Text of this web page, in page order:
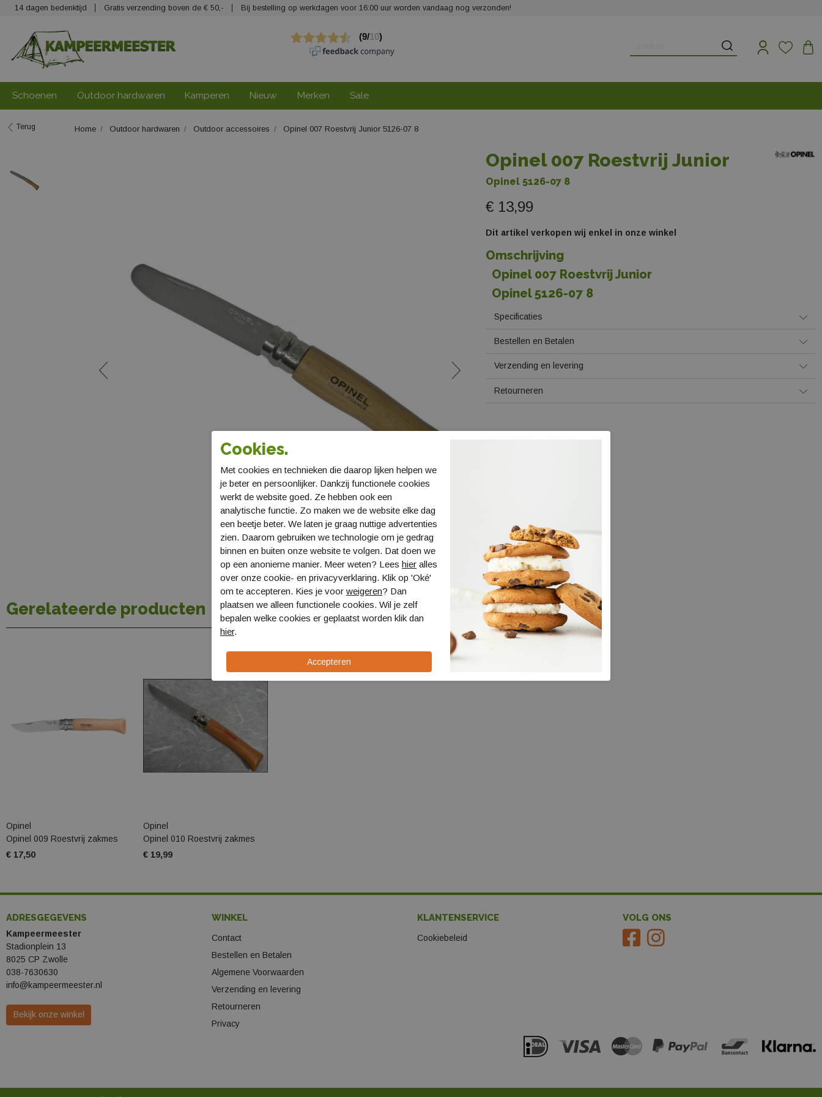
14 dagen bedenktijd Gratis verzending boven de € 50,- Bij bestelling op werkdagen voor 16:00 uur worden vandaag nog verzonden!
Schoenen Outdoor hardwaren Kamperen Nieuw Merken Sale
Terug Home Outdoor hardwaren Outdoor accessoires Opinel 007 Roestvrij Junior 5126-07 8
Opinel 007 Roestvrij Junior
Opinel 5126-07 8
€ 13,99
Dit artikel verkopen wij enkel in onze winkel
Omschrijving
Opinel 007 Roestvrij Junior
Opinel 5126-07 8
Specificaties
Bestellen en Betalen
Verzending en levering
Retourneren
Gerelateerde producten
Opinel
Opinel 009 Roestvrij zakmes
€ 17,50
Opinel
Opinel 010 Roestvrij zakmes
€ 19,99
ADRESGEGEVENS
Kampeermeester
Stadionplein 13
8025 CP Zwolle
038-7630630
info@kampeermeester.nl
Bekijk onze winkel
WINKEL
Contact
Bestellen en Betalen
Algemene Voorwaarden
Verzending en levering
Retourneren
Privacy
KLANTENSERVICE
Cookiebeleid
VOLG ONS
Cookies.
Met cookies en technieken die daarop lijken helpen we
je beter en persoonlijker. Dankzij functionele cookies
werkt de website goed. Ze hebben ook een
analytische functie. Zo maken we de website elke dag
een beetje beter. We laten je graag nuttige advertenties
zien. Daarom gebruiken we technologie om je gedrag
binnen en buiten onze website te volgen. Dat doen we
op een anonieme manier. Meer weten? Lees hier alles
over onze cookie- en privacyverklaring. Klik op 'Oké'
om te accepteren. Kies je voor weigeren? Dan
plaatsen we alleen functionele cookies. Wil je zelf
bepalen welke cookies er geplaatst worden klik dan
hier.